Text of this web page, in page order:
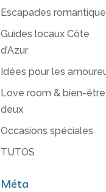
Escapades
Guides locaux Côte
d’Azur
Idées pour les
Love room & bien-
deux
Occasions spéciales
TUTOS
Méta